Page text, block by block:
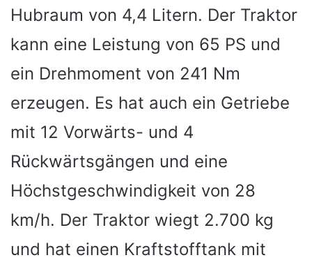
Hubraum von 4,4 Litern. Der Traktor
kann eine Leistung von 65 PS und
ein Drehmoment von 241 Nm
erzeugen. Es hat auch ein Getriebe
mit 12 Vorwärts- und 4
Rückwärtsgängen und eine
Höchstgeschwindigkeit von 28
km/h. Der Traktor wiegt 2.700 kg
und hat einen Kraftstofftank mit